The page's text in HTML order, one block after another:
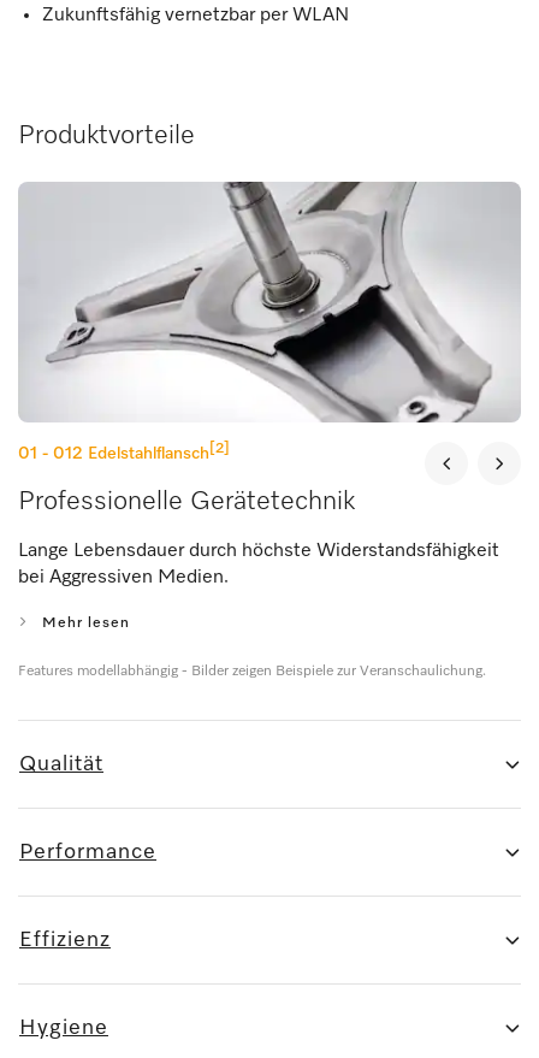
Zukunftsfähig vernetzbar per WLAN
Produktvorteile
01 - 012 Edelstahlflansch [2]
Professionelle Gerätetechnik
Lange Lebensdauer durch höchste Widerstandsfähigkeit
bei Aggressiven Medien.
Mehr lesen
Features modellabhängig - Bilder zeigen Beispiele zur Veranschaulichung.
Qualität
Performance
Effizienz
Hygiene